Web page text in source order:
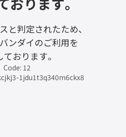
と判定されたため、
ンダイのご利用を
おります。
Code: 12
1jdu1t3q340m6ckx8